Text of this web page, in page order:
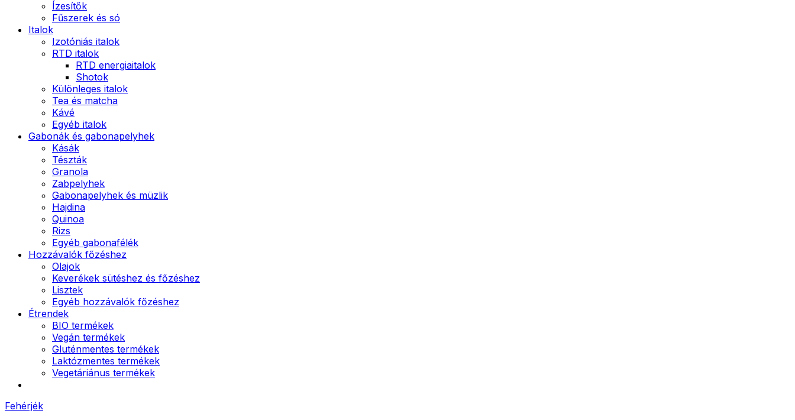
Ízesítők
Fűszerek és só
Italok
Izotóniás italok
RTD italok
RTD energiaitalok
Shotok
Különleges italok
Tea és matcha
Kávé
Egyéb italok
Gabonák és gabonapelyhek
Kásák
Tészták
Granola
Zabpelyhek
Gabonapelyhek és müzlik
Hajdina
Quinoa
Rizs
Egyéb gabonafélék
Hozzávalók főzéshez
Olajok
Keverékek sütéshez és főzéshez
Lisztek
Egyéb hozzávalók főzéshez
Étrendek
BIO termékek
Vegán termékek
Gluténmentes termékek
Laktózmentes termékek
Vegetáriánus termékek
Fehérjék